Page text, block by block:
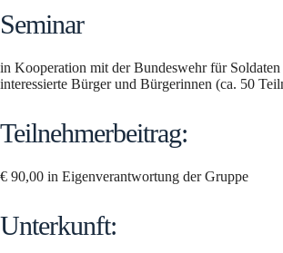
Seminar
in Kooperation mit der Bundeswehr für
interessierte Bürger und Bürgerinnen (ca. 50
Teilnehmerbeitrag:
€ 90,00 in Eigenverantwortung der Gruppe
Unterkunft: